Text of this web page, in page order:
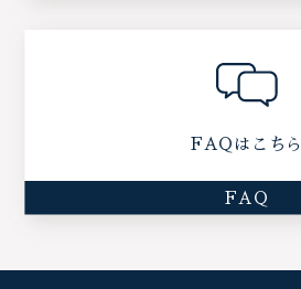
FAQはこちら
FAQ